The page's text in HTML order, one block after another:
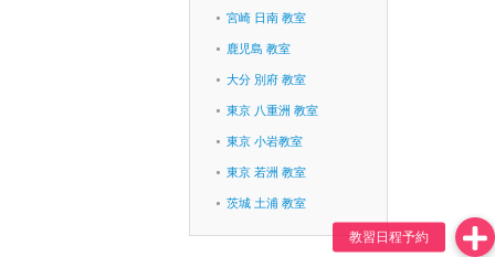
宮崎 日南 教室
鹿児島 教室
大分 別府 教室
東京 八重洲 教室
東京 小岩教室
東京 若洲 教室
茨城 土浦 教室